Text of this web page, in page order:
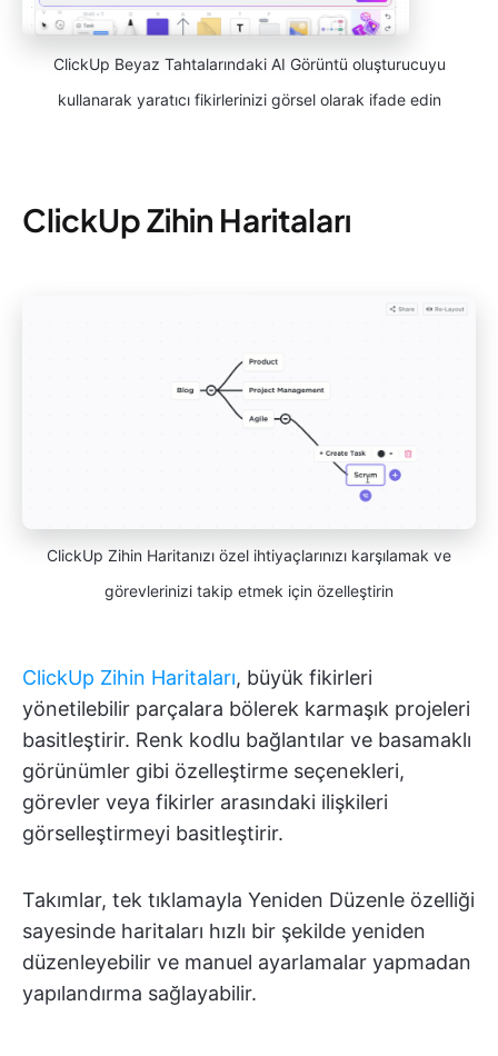
ClickUp Beyaz Tahtalarındaki AI Görüntü oluşturucuyu
kullanarak yaratıcı fikirlerinizi görsel olarak ifade edin
ClickUp Zihin Haritaları
ClickUp Zihin Haritanızı özel ihtiyaçlarınızı karşılamak ve
görevlerinizi takip etmek için özelleştirin
ClickUp Zihin Haritaları, büyük fikirleri
yönetilebilir parçalara bölerek karmaşık projeleri
basitleştirir. Renk kodlu bağlantılar ve basamaklı
görünümler gibi özelleştirme seçenekleri,
görevler veya fikirler arasındaki ilişkileri
görselleştirmeyi basitleştirir.
Takımlar, tek tıklamayla Yeniden Düzenle özelliği
sayesinde haritaları hızlı bir şekilde yeniden
düzenleyebilir ve manuel ayarlamalar yapmadan
yapılandırma sağlayabilir.